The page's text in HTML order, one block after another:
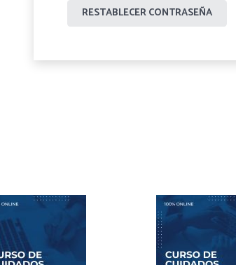
RESTABLECER CONTRASEÑA